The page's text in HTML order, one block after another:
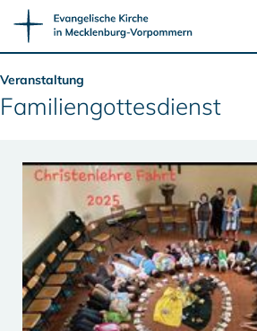
Veranstaltung
Familiengottesdienst